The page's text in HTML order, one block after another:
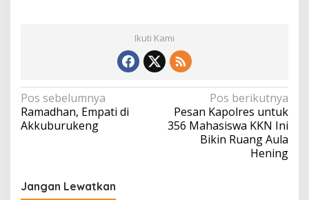
Ikuti Kami
Navigasi
pos
Pos sebelumnya
Ramadhan, Empati di
Akkuburukeng
Pos berikutnya
Pesan Kapolres untuk
356 Mahasiswa KKN Ini
Bikin Ruang Aula
Hening
Jangan Lewatkan